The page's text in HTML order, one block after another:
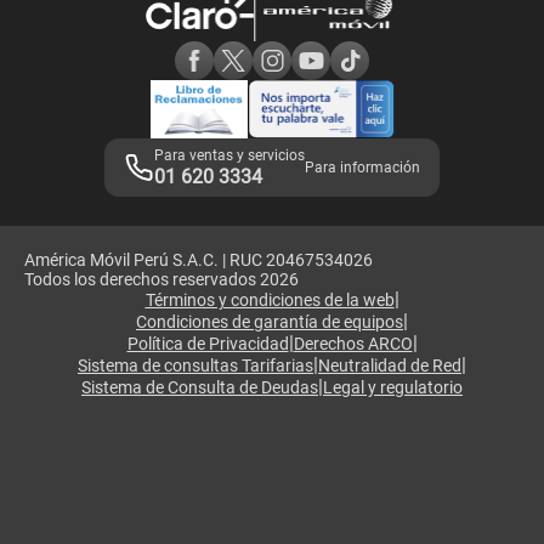
Adquirientes iPhone 6, 6S y SE
Mensaje de Seguridad
Términos y Condiciones de Tienda Claro
Libro de Reclamaciones
Legales de marketplace
Para ventas y servicios
01 620 3334 Para información
América Móvil Perú S.A.C. | RUC 20467534026
Todos los derechos reservados 2026
Términos y condiciones de la web|
Condiciones de garantía de equipos|
Política de Privacidad|Derechos ARCO|
Sistema de consultas Tarifarias|Neutralidad de Red|
Sistema de Consulta de Deudas|Legal y regulatorio